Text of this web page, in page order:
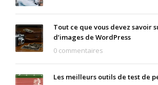
Tout ce que vous devez savoir
d’images de WordPress
0 commentaires
Les meilleurs outils de test de